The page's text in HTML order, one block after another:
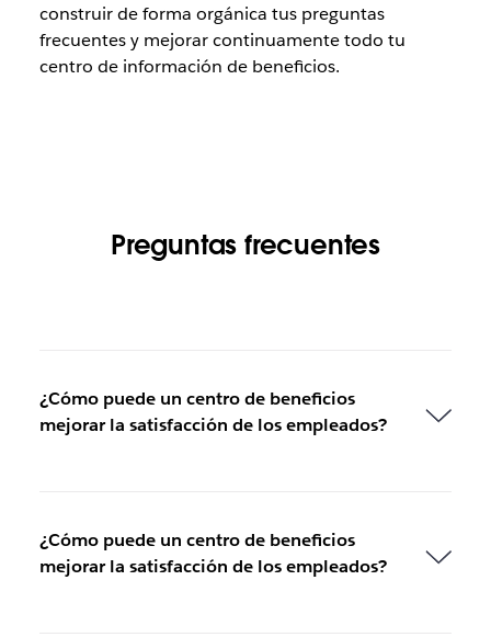
construir de forma orgánica tus preguntas
frecuentes y mejorar continuamente todo tu
centro de información de beneficios.
Preguntas frecuentes
¿Cómo puede un centro de beneficios
mejorar la satisfacción de los empleados?
¿Cómo puede un centro de beneficios
mejorar la satisfacción de los empleados?